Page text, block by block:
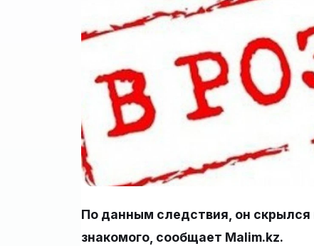
По данным следствия, он скрылся
знакомого, сообщает Malim.kz.